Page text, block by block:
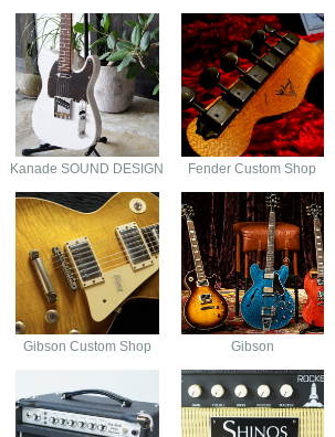
Kanade SOUND DESIGN Fender Custom Shop
Gibson Custom Shop Gibson